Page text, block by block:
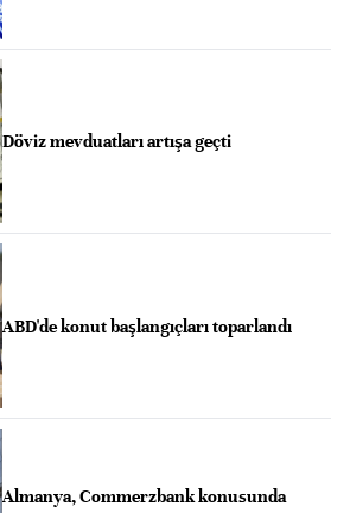
Döviz mevduatları artışa geçti
ABD'de konut başlangıçları toparlandı
Almanya, Commerzbank konusunda